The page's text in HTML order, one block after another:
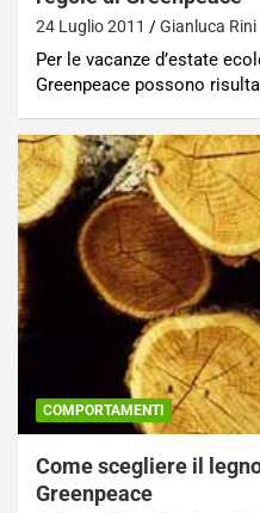
24 Luglio 2011 Gianluca Rini
Per le vacanze d’estate
Greenpeace possono
COMPORTAMENTI
Come scegliere il
Greenpeace